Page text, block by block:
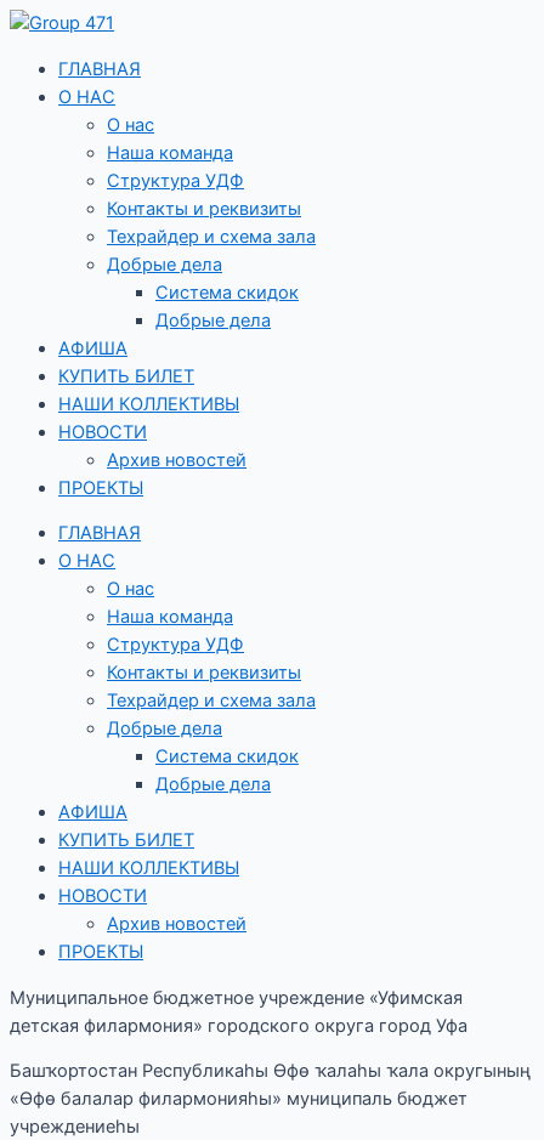
Перейти
содержимому
ГЛАВНАЯ
О НАС
О нас
Наша команда
Структура УДФ
Контакты и реквизиты
Техрайдер и схема зала
Добрые дела
Система скидок
Добрые дела
АФИША
КУПИТЬ БИЛЕТ
НАШИ КОЛЛЕКТИВЫ
НОВОСТИ
Архив новостей
ПРОЕКТЫ
ГЛАВНАЯ
О НАС
О нас
Наша команда
Структура УДФ
Контакты и реквизиты
Техрайдер и схема зала
Добрые дела
Система скидок
Добрые дела
АФИША
КУПИТЬ БИЛЕТ
НАШИ КОЛЛЕКТИВЫ
НОВОСТИ
Архив новостей
ПРОЕКТЫ
Муниципальное бюджетное учреждение «Уфимская
детская филармония» городского округа город Уфа
Башҡортостан Республикаһы Өфө ҡалаһы ҡала округының
«Өфө балалар филармонияһы» муниципаль бюджет
учреждениеһы